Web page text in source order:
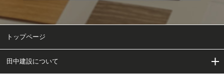
トップページ
田中建設について